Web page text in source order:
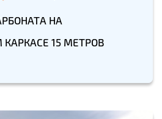
НА
15 МЕТРОВ